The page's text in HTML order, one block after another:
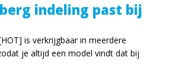
indeling past bij
is verkrijgbaar in meerdere
je altijd een model vindt dat bij